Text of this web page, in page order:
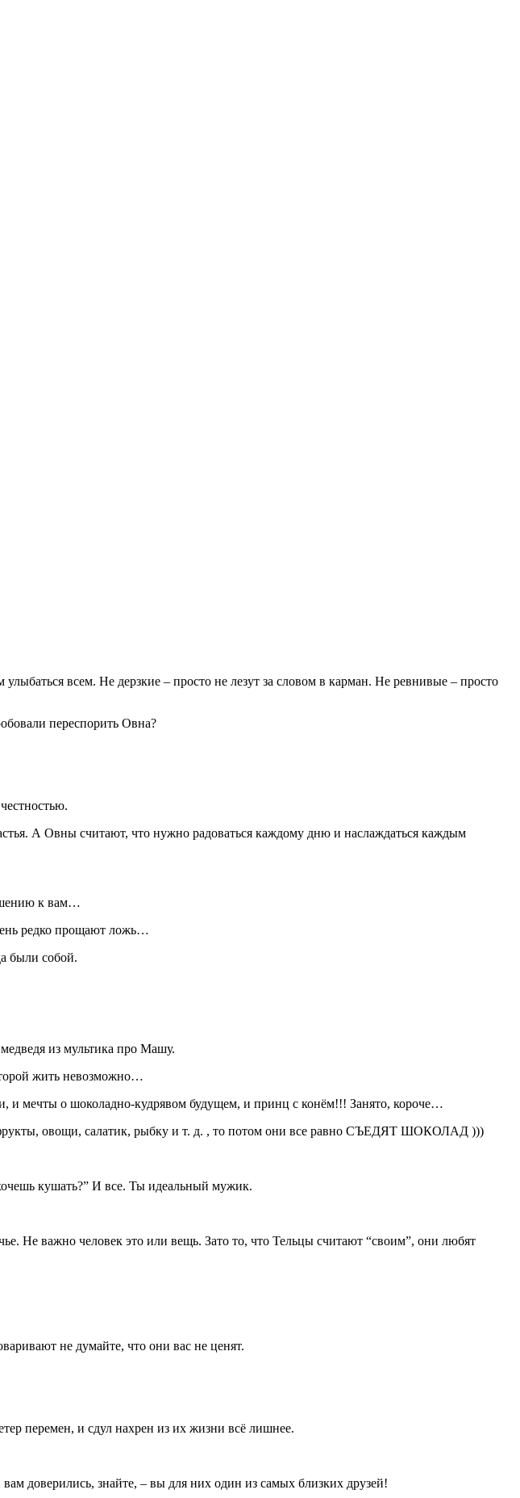
всем. Не дерзкие – просто не лезут за словом в карман. Не ревнивые – просто
переспорить Овна?
А Овны считают, что нужно радоваться каждому дню и наслаждаться каждым
к вам…
редко прощают ложь…
были собой.
из мультика про Машу.
жить невозможно…
мечты о шоколадно-кудрявом будущем, и принц с конём!!! Занято, короче…
фрукты, овощи, салатик, рыбку и т. д. , то потом они все равно СЪЕДЯТ ШОКОЛАД )))
кушать?” И все. Ты идеальный мужик.
Не важно человек это или вещь. Зато то, что Тельцы считают “своим”, они любят
не думайте, что они вас не ценят.
перемен, и сдул нахрен из их жизни всё лишнее.
доверились, знайте, – вы для них один из самых близких друзей!